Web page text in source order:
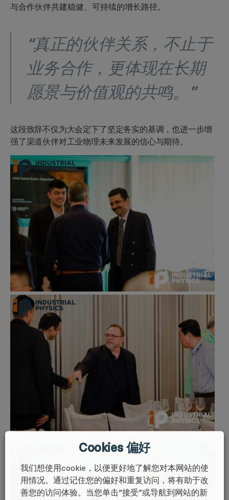
与合作伙伴共建稳健、可持续的增长路径。
“真正的伙伴关系，不止于
业务合作，更体现在长期
愿景与价值观的共鸣。”
这段致辞不仅为大会定下了坚定务实的基调，也进一步增
强了渠道伙伴对工业物理未来发展的信心与期待。
Cookies 偏好
我们想使用cookie，以便更好地了解您对本网站的使
用情况。通过记住您的偏好和重复访问，将有助于改
善您的访问体验。当您单击“接受”或导航到网站的新